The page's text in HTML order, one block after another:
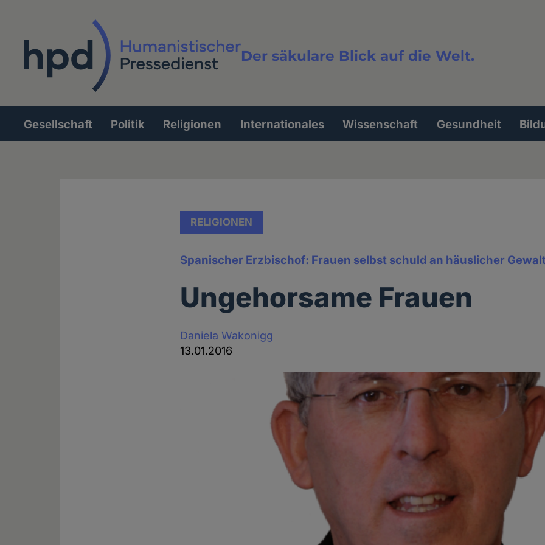
Der säkulare Blick auf die Welt.
Volltextsuche
Hauptnavigation
Gesellschaft Politik Religionen Internationales Wissenschaft Gesundheit
RELIGIONEN
Spanischer Erzbischof: Frauen selbst schuld an häuslicher
Ungehorsame Frauen
Daniela Wakonigg
13.01.2016